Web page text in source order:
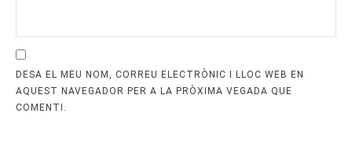
DESA EL MEU NOM, CORREU ELECTRÒNIC I LLOC WEB EN
AQUEST NAVEGADOR PER A LA PRÒXIMA VEGADA QUE
COMENTI.